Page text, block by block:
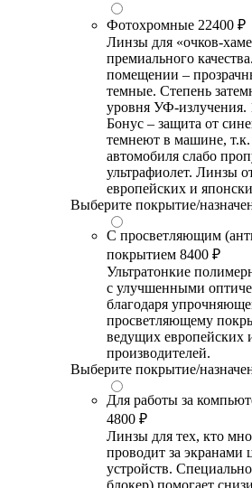
Фотохромные 22400 ₽
Линзы для «очков-
премиального
помещении –
темные. Степень
уровня УФ-излучения.
Бонус – защита от
темнеют в машине, т.к.
автомобиля слабо
ультрафиолет. Линзы
европейских и
Выберите покрытие/
С просветляющим
покрытием 8400 ₽
Ультратонкие
с улучшенными
благодаря
просветляющему
ведущих европейских
производителей.
Выберите покрытие/
Для работы за
4800 ₽
Линзы для тех, кто
проводит за экранами
устройств.
блокер) помогает